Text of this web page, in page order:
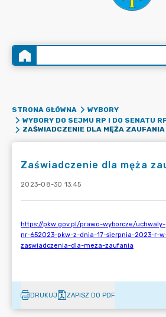
STRONA GŁÓWNA
WYBORY
WYBORY DO SEJMU RP I DO SENATU
ZAŚWIADCZENIE DLA MĘŻA ZAUFANIA
Zaświadczenie dla męża
2023-08-30 13:45
DRUKUJ ZAPISZ DO PDF